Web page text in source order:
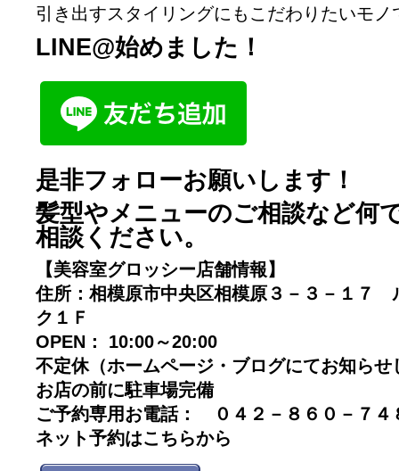
引き出すスタイリングにもこだわりたいモノ
LINE@始めました！
是非フォローお願いします！
髪型やメニューのご相談など何
相談ください。
【美容室グロッシー店舗情報】
住所：相模原市中央区相模原３－３－１７
ク１Ｆ
OPEN： 10:00～20:00
不定休（ホームページ・ブログにてお知らせ
お店の前に駐車場完備
ご予約専用お電話： ０４２－８６０－７
ネット予約はこちらから